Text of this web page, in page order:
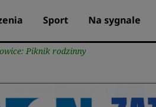
Sport Na sygnale
Piknik rodzinny